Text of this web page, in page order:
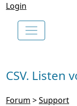
Login
CSV. Listen
Forum >Support